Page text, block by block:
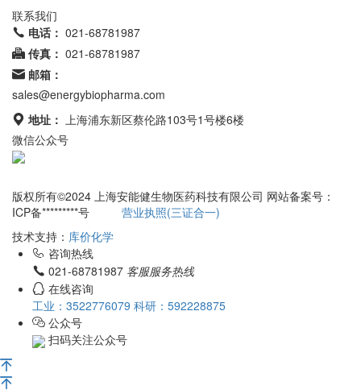
联系我们
电话： 021-68781987
传真： 021-68781987
邮箱：
sales@energybiopharma.com
地址：
上海浦东新区蔡伦路103号1号楼6楼
微信公众号
版权所有©2024 上海安能健生物医药科技有限公司 网站备案号：
ICP备*********号 营业执照(三证合一)
技术支持： 库价化学
咨询热线
021-68781987 客服服务热线
在线咨询
工业：3522776079 科研：592228875
公众号
扫码关注公众号